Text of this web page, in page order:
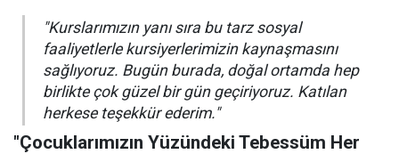
"Kurslarımızın yanı sıra bu tarz sosyal
faaliyetlerle kursiyerlerimizin kaynaşmasını
sağlıyoruz. Bugün burada, doğal ortamda hep
birlikte çok güzel bir gün geçiriyoruz. Katılan
herkese teşekkür ederim."
"Çocuklarımızın Yüzündeki Tebessüm Her